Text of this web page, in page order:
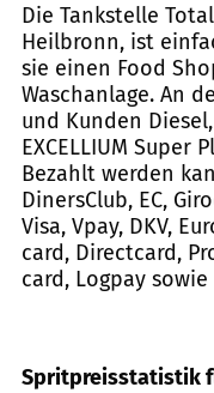
Die Tankstelle
Heilbronn, ist
sie einen Food
Waschanlage. An
und Kunden
EXCELLIUM Super
Bezahlt werden
DinersClub, EC,
Visa, Vpay, DKV,
card, Directcard,
card, Logpay
Spritpreisstatistik